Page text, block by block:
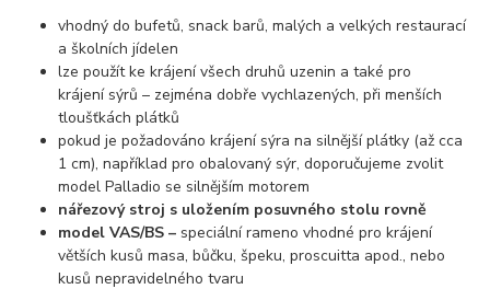
vhodný do bufetů, snack barů, malých a velkých restaurací
a školních jídelen
lze použít ke krájení všech druhů uzenin a také pro
krájení sýrů – zejména dobře vychlazených, při menších
tloušťkách plátků
pokud je požadováno krájení sýra na silnější plátky (až cca
1 cm), například pro obalovaný sýr, doporučujeme zvolit
model Palladio se silnějším motorem
nářezový stroj s uložením posuvného stolu rovně
model VAS/BS – speciální rameno vhodné pro krájení
větších kusů masa, bůčku, špeku, proscuitta apod., nebo
kusů nepravidelného tvaru